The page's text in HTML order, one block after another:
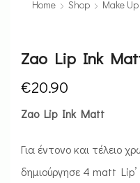
Home Shop Make Up
Zao Lip Ink
€20.90
Zao Lip Ink Matt
Για έντονο και τέλειο
δημιούργησε 4 matt